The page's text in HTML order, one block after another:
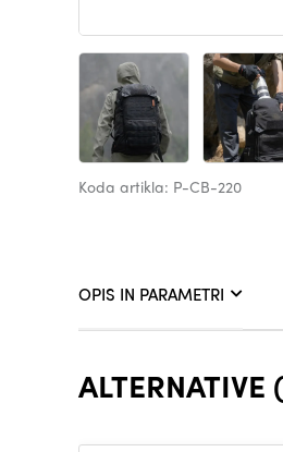
Koda artikla: P-CB-220
OPIS IN PARAMETRI
ALTERNATIVE